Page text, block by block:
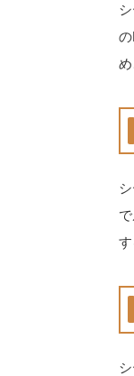
の
す